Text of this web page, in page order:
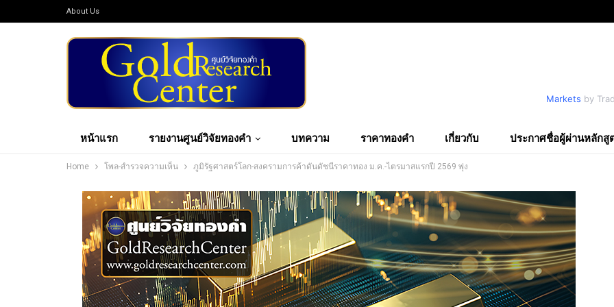
About Us
Markets by
หน้าแรก รายงานศูนย์วิจัยทองคำ บทความ ราคาทองคำ เกี่ยวกับ ประกาศชื่อผู้ผ่านหลักสู
Home โพล-สำรวจความเห็น ภูมิรัฐศาสตร์โลก-สงครามการค้าดันดัชนีราคาทอง ม.ค.-ไตรมาสแรกปี 2569 พุ่ง